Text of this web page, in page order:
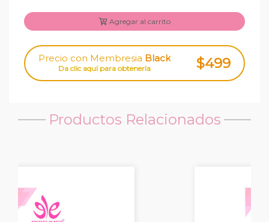
Agregar al carrito
Precio con Membresia Black
Da clic aquí para obtenerla $499
Productos Relacionados